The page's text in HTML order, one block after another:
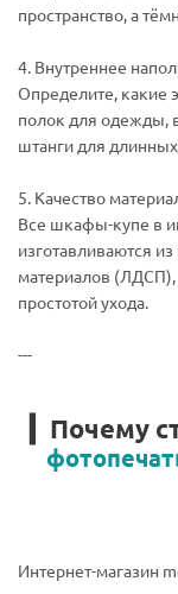
пространство, а
4. Внутреннее
Определите, какие
полок для одежды,
штанги для
5. Качество
Все шкафы-купе в
изготавливаются
материалов (ЛДСП),
простотой ухода.
---
▎Почему
Интернет-магазин